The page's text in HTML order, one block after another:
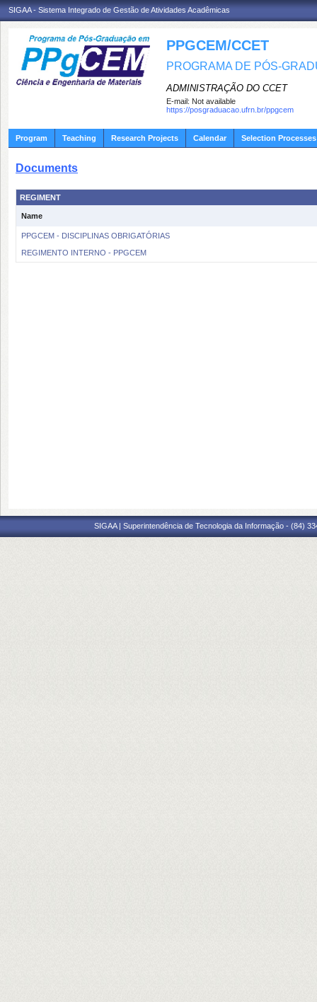
SIGAA - Sistema Integrado de Gestão de Atividades Acadêmicas
PPGCEM/CCET
PROGRAMA DE PÓS-
ADMINISTRAÇÃO DO CCET
E-mail: Not available
https://posgraduacao.ufrn.br/ppgcem
Program Teaching Research Projects Calendar Selection Processes
Documents
REGIMENT
Name
PPGCEM - DISCIPLINAS OBRIGATÓRIAS
REGIMENTO INTERNO - PPGCEM
SIGAA | Superintendência de Tecnologia da Informação - (84)